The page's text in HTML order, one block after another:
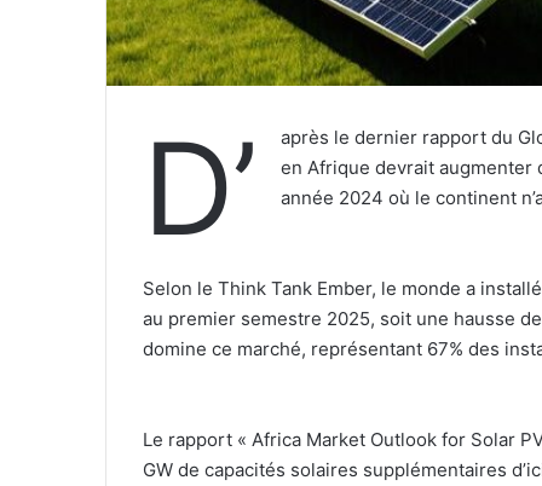
D’
après le dernier rapport du
en Afrique devrait augmenter
année 2024 où le continent
‎Selon le Think Tank Ember, le monde a
au premier semestre 2025, soit une hausse
domine ce marché, représentant 67% des
‎Le rapport « Africa Market Outlook for Solar
GW de capacités solaires supplémentaires